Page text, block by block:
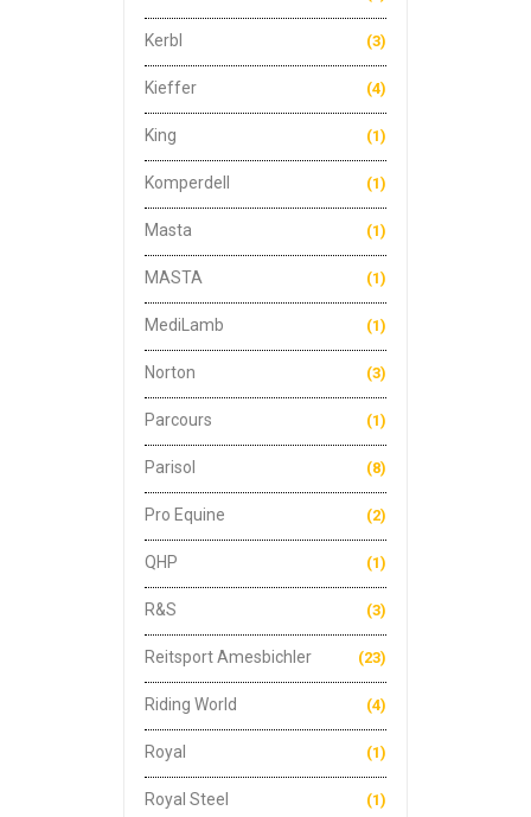
Kerbl (3)
Kieffer (4)
King (1)
Komperdell (1)
Masta (1)
MASTA (1)
MediLamb (1)
Norton (3)
Parcours (1)
Parisol (8)
Pro Equine (2)
QHP (1)
R&S (3)
Reitsport Amesbichler (23)
Riding World (4)
Royal (1)
Royal Steel (1)